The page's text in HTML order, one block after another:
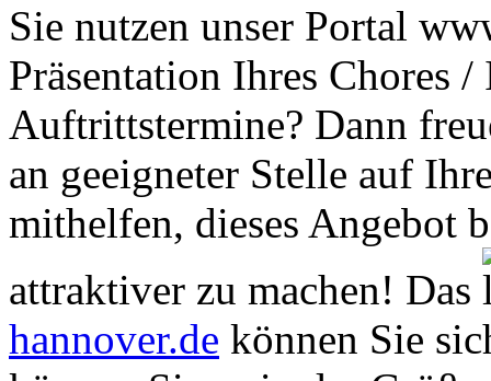
Sie nutzen unser Portal
Präsentation Ihres Chores
Auftrittstermine? Dann
an geeigneter Stelle auf
mithelfen, dieses Angebot
attraktiver zu machen! Das
hannover.de können Sie